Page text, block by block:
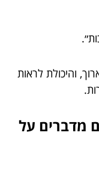
והיכולת לראות
מדברים על